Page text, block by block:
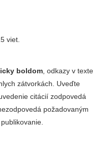
viet.
boldom , odkazy v texte
zátvorkách. Uveďte
citácií zodpovedá
požadovaným